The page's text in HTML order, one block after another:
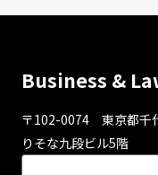
Business &
〒102-0074 東京都千
りそな九段ビル5階